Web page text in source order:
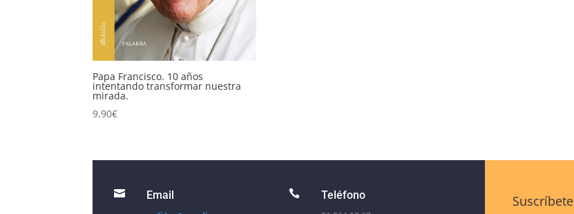
Papa Francisco. 10 años
intentando transformar nuestra
mirada.
9,90€
 Email  Teléfono Suscríbete